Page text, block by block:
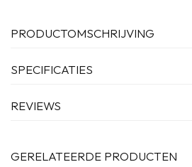
PRODUCTOMSCHRIJVING
SPECIFICATIES
REVIEWS
GERELATEERDE PRODUCTEN